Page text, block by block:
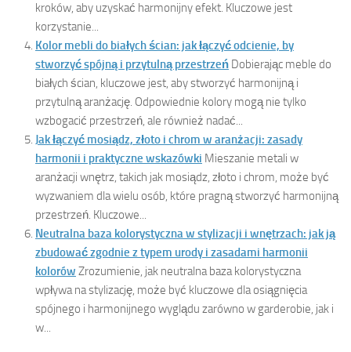
kroków, aby uzyskać harmonijny efekt. Kluczowe jest
korzystanie...
Kolor mebli do białych ścian: jak łączyć odcienie, by
stworzyć spójną i przytulną przestrzeń Dobierając meble do
białych ścian, kluczowe jest, aby stworzyć harmonijną i
przytulną aranżację. Odpowiednie kolory mogą nie tylko
wzbogacić przestrzeń, ale również nadać...
Jak łączyć mosiądz, złoto i chrom w aranżacji: zasady
harmonii i praktyczne wskazówki Mieszanie metali w
aranżacji wnętrz, takich jak mosiądz, złoto i chrom, może być
wyzwaniem dla wielu osób, które pragną stworzyć harmonijną
przestrzeń. Kluczowe...
Neutralna baza kolorystyczna w stylizacji i wnętrzach: jak ją
zbudować zgodnie z typem urody i zasadami harmonii
kolorów Zrozumienie, jak neutralna baza kolorystyczna
wpływa na stylizację, może być kluczowe dla osiągnięcia
spójnego i harmonijnego wyglądu zarówno w garderobie, jak i
w...